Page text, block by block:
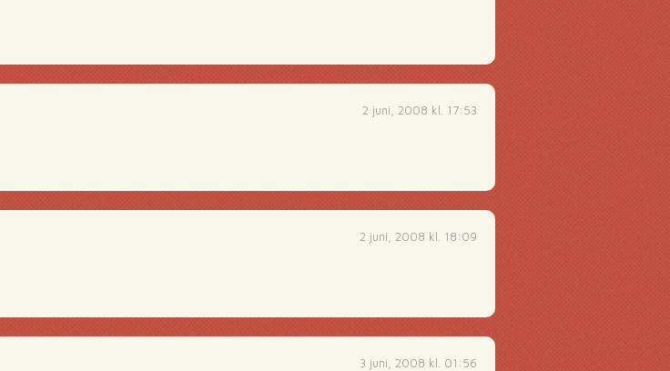
2 juni, 2008 kl. 17:53
2 juni, 2008 kl. 18:09
3 juni, 2008 kl. 01:56